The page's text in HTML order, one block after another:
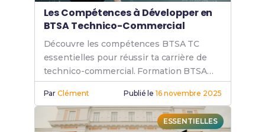
Les Compétences à Développer en
BTSA Technico-Commercial
Découvre les compétences BTSA TC
essentielles pour réussir ta carrière de
technico-commercial. Formation BTSA
TC, débouchés BTSA TC et conseils pour
exceller en BTS technico-commercial.
ParClément Publié le16 novembre 2025
ESSENTIELLES